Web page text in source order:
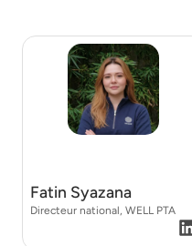
Fatin Syazana
Directeur national, WELL PTA